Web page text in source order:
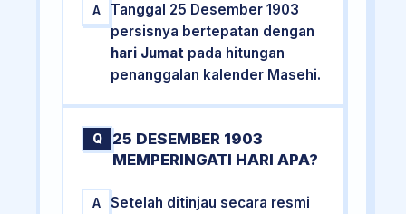
A
Tanggal 25 Desember 1903
persisnya bertepatan dengan
hari Jumat pada hitungan
penanggalan kalender Masehi.
Q
25 DESEMBER 1903
MEMPERINGATI HARI APA?
A
Setelah ditinjau secara resmi